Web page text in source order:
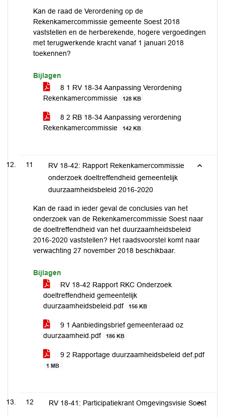
Kan de raad de Verordening op de
Rekenkamercommissie gemeente Soest 2018
vaststellen en de herberekende, hogere vergoedingen
met terugwerkende kracht vanaf 1 januari 2018
toekennen?
Bijlagen
8 1 RV 18-34 Aanpassing Verordening
Rekenkamercommissie
128 KB
8 2 RB 18-34 Aanpassing verordening
Rekenkamercommissie
142 KB
11
RV 18-42: Rapport Rekenkamercommissie
onderzoek doeltreffendheid gemeentelijk
duurzaamheidsbeleid 2016-2020
Kan de raad in ieder geval de conclusies van het
onderzoek van de Rekenkamercommissie Soest naar
de doeltreffendheid van het duurzaamheidsbeleid
2016-2020 vaststellen? Het raadsvoorstel komt naar
verwachting 27 november 2018 beschikbaar.
Bijlagen
RV 18-42 Rapport RKC Onderzoek
doeltreffendheid gemeentelijk
duurzaamheidsbeleid.pdf
156 KB
9 1 Aanbiedingsbrief gemeenteraad oz
duurzaamheid.pdf
186 KB
9 2 Rapportage duurzaamheidsbeleid def.pdf
1 MB
12 RV 18-41: Participatiekrant Omgevingsvisie Soest